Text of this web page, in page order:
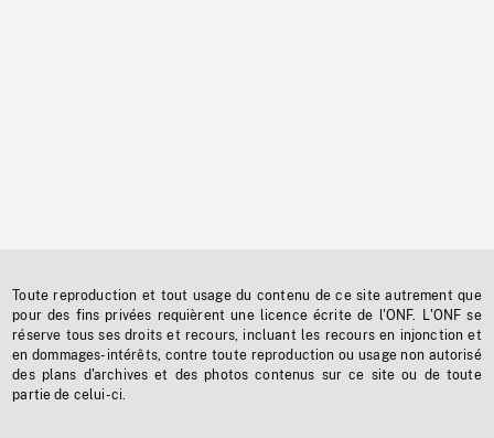
Toute reproduction et tout usage du contenu de ce site autrement que
pour des fins privées requièrent une licence écrite de l'ONF. L'ONF se
réserve tous ses droits et recours, incluant les recours en injonction et
en dommages-intérêts, contre toute reproduction ou usage non autorisé
des plans d'archives et des photos contenus sur ce site ou de toute
partie de celui-ci.